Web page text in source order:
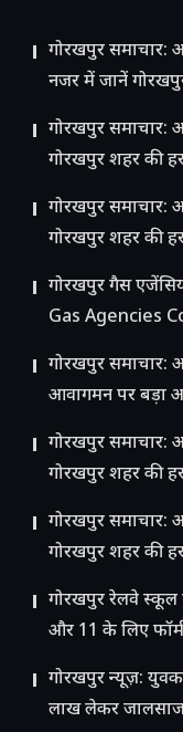
गोरखपुर समाचार:
नजर में जानें
गोरखपुर समाचार:
गोरखपुर शहर की
गोरखपुर समाचार:
गोरखपुर शहर की
गोरखपुर गैस
Gas Agencies
गोरखपुर समाचार:
आवागमन पर बड़ा
गोरखपुर समाचार:
गोरखपुर शहर की
गोरखपुर समाचार:
गोरखपुर शहर की
गोरखपुर रेलवे स्कूल
और 11 के लिए
गोरखपुर न्यूज़:
लाख लेकर